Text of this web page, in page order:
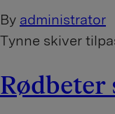
By administrator
Tynne skiver
Rødbeter